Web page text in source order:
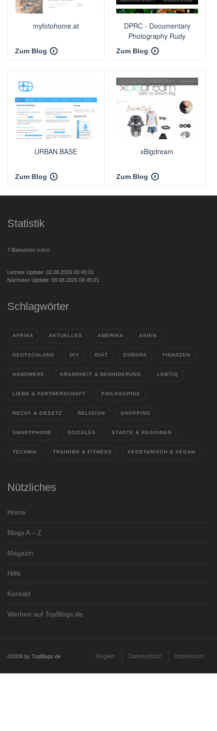
myfotohome.at
Zum Blog
DPRC - Documentary
Photography Rudy
Couvreur
Zum Blog
URBAN BASE
Zum Blog
xBigdream
Zum Blog
Statistik
7 Benutzer online
Letztes Update: 02.08.2026 00:45:01
Nächstes Update: 09.08.2026 00:45:01
Schlagwörter
AFRIKA AKTUELLES AMERIKA ASIEN
DEUTSCHLAND DIY DIÄT EUROPA FINANZEN
HANDWERK KRANKHEIT & BEHINDERUNG LGBTIQ
LIEBE & PARTNERSCHAFT PHILOSOPHIE
RECHT & GESETZ RELIGION SHOPPING
SMARTPHONE SOZIALES STÄDTE & REGIONEN
TECHNIK TRAINING & FITNESS VEGETARISCH & VEGAN
Nützliches
Home
Blogs A – Z
Magazin
Hilfe
Kontakt
Werben auf TopBlogs.de
©2026 by TopBlogs.de Regeln Datenschutz Impressum